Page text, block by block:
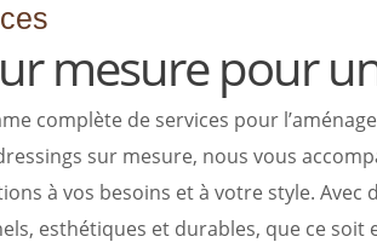
mesure pour
complète de services pour
sur mesure, nous vous
à vos besoins et à votre style.
esthétiques et durables, que ce soit